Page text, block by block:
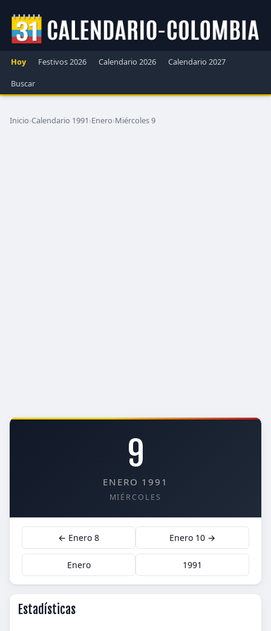
Hoy Festivos 2026 Calendario 2026
Calendario 2027
Buscar
Inicio›Calendario 1991›Enero›Miércoles 9
9
ENERO 1991
MIÉRCOLES
← Enero 8 Enero 10 →
Enero 1991
Estadísticas